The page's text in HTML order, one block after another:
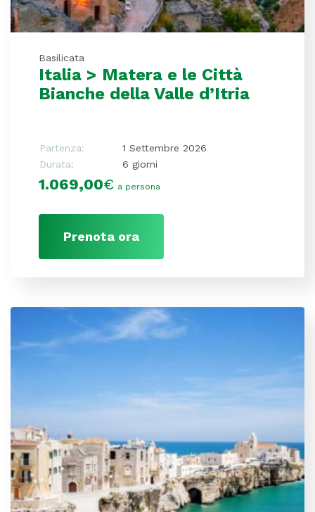
Basilicata
Italia > Matera e le Città
Bianche della Valle d’Itria
Partenza:
1 Settembre 2026
Durata:
6 giorni
1.069,00€ a persona
Prenota ora